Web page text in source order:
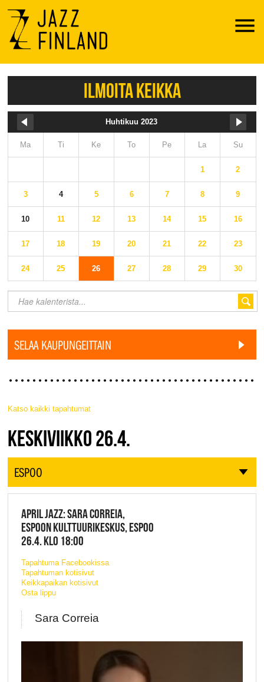
Menu
ILMOITA KEIKKA
Huhtikuu 2023
Ma Ti Ke To Pe La Su
1 2
3 4 5 6 7 8 9
10 11 12 13 14 15 16
17 18 19 20 21 22 23
24 25 26 27 28 29 30
SELAA KAUPUNGEITTAIN
Katso kaikki tapahtumat
JAZZ FINLAND LIVE
KESKIVIIKKO 26.4.
ESPOO
APRIL JAZZ: SARA CORREIA,
ESPOON KULTTUURIKESKUS, ESPOO
26.4. KLO 18:00
Tapahtuma Facebookissa
Tapahtuman kotisivut
Keikkapaikan kotisivut
Osta lippu
Sara Correia